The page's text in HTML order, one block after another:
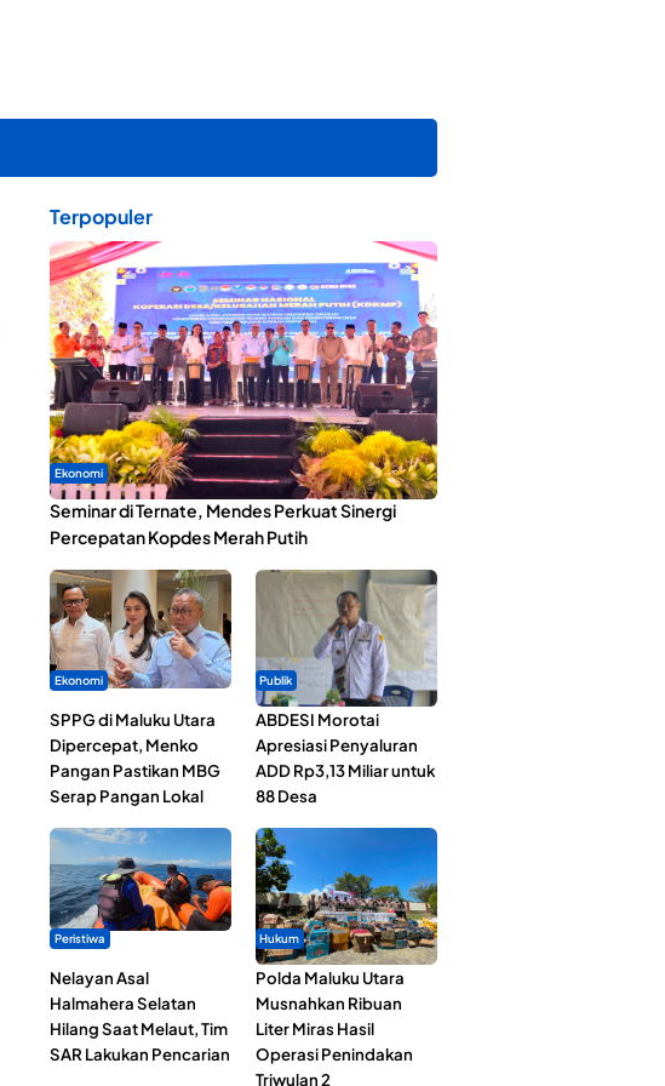
Terpopuler
Ekonomi
Seminar di Ternate, Mendes Perkuat Sinergi
Percepatan Kopdes Merah Putih
Ekonomi
SPPG di Maluku Utara
Dipercepat, Menko
Pangan Pastikan MBG
Serap Pangan Lokal
Publik
ABDESI Morotai
Apresiasi Penyaluran
ADD Rp3,13 Miliar untuk
88 Desa
Peristiwa
Nelayan Asal
Halmahera Selatan
Hilang Saat Melaut, Tim
SAR Lakukan Pencarian
Hukum
Polda Maluku Utara
Musnahkan Ribuan
Liter Miras Hasil
Operasi Penindakan
Triwulan 2